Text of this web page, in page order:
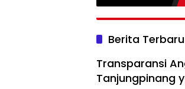
Berita Terbaru
Transparansi
Tanjungpinang